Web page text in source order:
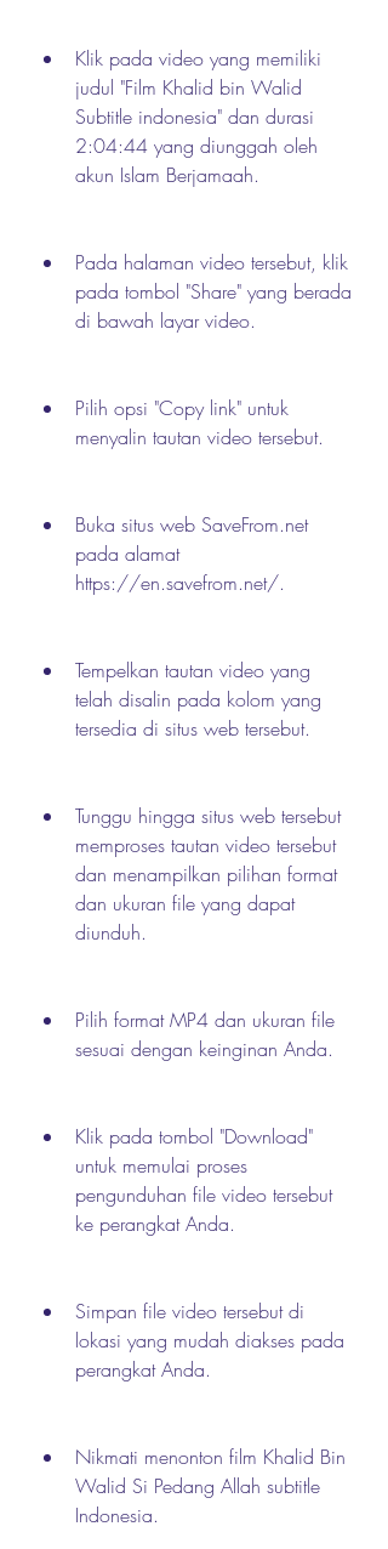
Klik pada video yang memiliki
judul "Film Khalid bin Walid
Subtitle indonesia" dan durasi
2:04:44 yang diunggah oleh
akun Islam Berjamaah.
Pada halaman video tersebut, klik
pada tombol "Share" yang berada
di bawah layar video.
Pilih opsi "Copy link" untuk
menyalin tautan video tersebut.
Buka situs web SaveFrom.net
pada alamat
https://en.savefrom.net/.
Tempelkan tautan video yang
telah disalin pada kolom yang
tersedia di situs web tersebut.
Tunggu hingga situs web tersebut
memproses tautan video tersebut
dan menampilkan pilihan format
dan ukuran file yang dapat
diunduh.
Pilih format MP4 dan ukuran file
sesuai dengan keinginan Anda.
Klik pada tombol "Download"
untuk memulai proses
pengunduhan file video tersebut
ke perangkat Anda.
Simpan file video tersebut di
lokasi yang mudah diakses pada
perangkat Anda.
Nikmati menonton film Khalid Bin
Walid Si Pedang Allah subtitle
Indonesia.